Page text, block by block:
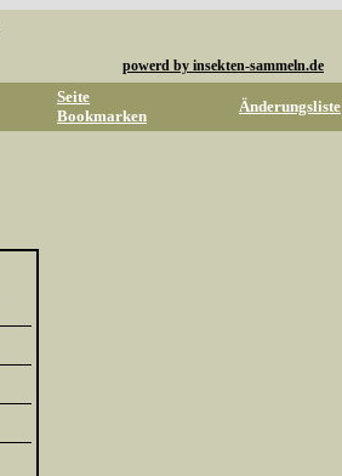
powerd by insekten-sammeln.de
Seite
Bookmarken
Änderungsliste